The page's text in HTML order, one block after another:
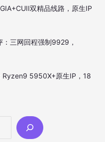
双精品线路，原生IP
三网回程强制9929，
Ryzen9 5950X+原生IP，18